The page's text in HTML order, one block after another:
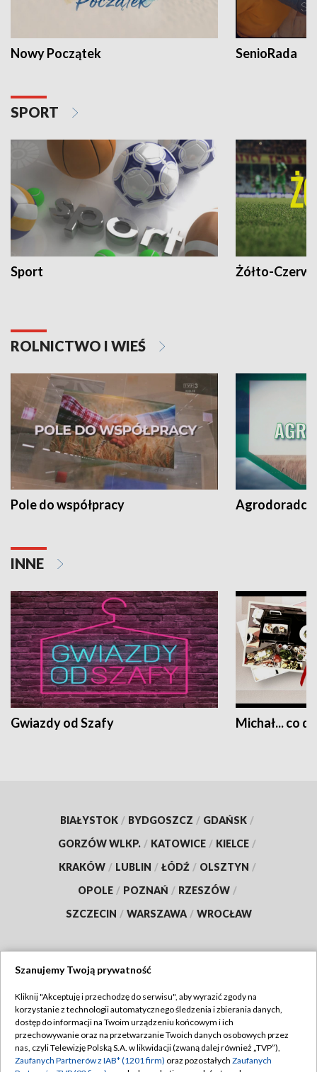
Nowy Początek SenioRada
SPORT
Sport Żółto-
ROLNICTWO I WIEŚ
Pole do współpracy Agrodoradcy
INNE
Gwiazdy od Szafy Michał... co
BIAŁYSTOK / BYDGOSZCZ / GDAŃSK /
GORZÓW WLKP. / KATOWICE / KIELCE /
KRAKÓW / LUBLIN / ŁÓDŹ / OLSZTYN /
OPOLE / POZNAŃ / RZESZÓW /
SZCZECIN / WARSZAWA / WROCŁAW
TVP
Abonament TVP
Emisja w TVP
Regulamin TVP
Polityka prywatności
Szanujemy Twoją prywatność
Kliknij "Akceptuję i przechodzę do serwisu", aby wyrazić zgody na
korzystanie z technologii automatycznego śledzenia i zbierania danych,
dostęp do informacji na Twoim urządzeniu końcowym i ich
przechowywanie oraz na przetwarzanie Twoich danych osobowych przez
nas, czyli Telewizję Polską S.A. w likwidacji (zwaną dalej również „TVP”),
Zaufanych Partnerów z IAB* (1201 firm) oraz pozostałych Zaufanych